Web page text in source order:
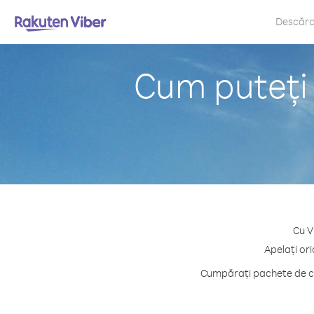
Cum
Cu
Apelați
Cumpărați pachete de